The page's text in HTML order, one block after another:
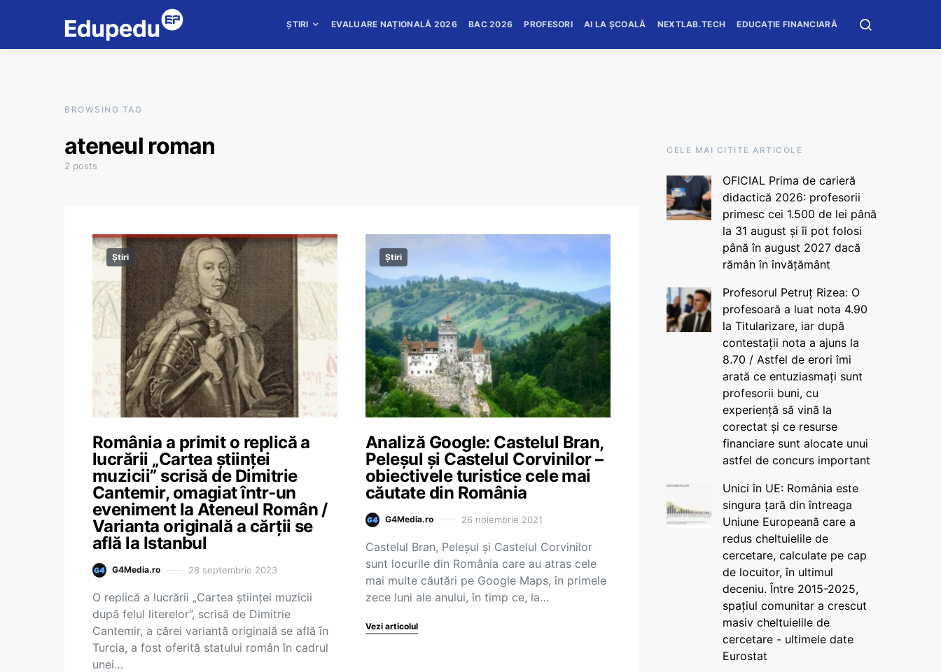
ȘTIRI EVALUARE NAȚIONALĂ 2026 BAC 2026 PROFESORI AI LA ȘCOALĂ NEXTLAB.TECH EDUCAȚIE FINANCIARĂ
BROWSING TAG
ateneul roman
2 posts
Știri
România a primit o replică a
lucrării „Cartea științei
muzicii” scrisă de Dimitrie
Cantemir, omagiat într-un
eveniment la Ateneul Român /
Varianta originală a cărții se
află la Istanbul
G4Media.ro 28 septembrie 2023
O replică a lucrării „Cartea ştiinţei muzicii
după felul literelor”, scrisă de Dimitrie
Cantemir, a cărei variantă originală se află în
Turcia, a fost oferită statului român în cadrul
unei…
Știri
Analiză Google: Castelul Bran,
Peleşul şi Castelul Corvinilor –
obiectivele turistice cele mai
căutate din România
G4Media.ro 26 noiembrie 2021
Castelul Bran, Peleşul şi Castelul Corvinilor
sunt locurile din România care au atras cele
mai multe căutări pe Google Maps, în primele
zece luni ale anului, în timp ce, la…
Vezi articolul
CELE MAI CITITE ARTICOLE
OFICIAL Prima de carieră
didactică 2026: profesorii
primesc cei 1.500 de lei până
la 31 august și îi pot folosi
până în august 2027 dacă
rămân în învățământ
Profesorul Petruț Rizea: O
profesoară a luat nota 4.90
la Titularizare, iar după
contestații nota a ajuns la
8.70 / Astfel de erori îmi
arată ce entuziasmați sunt
profesorii buni, cu
experiență să vină la
corectat și ce resurse
financiare sunt alocate unui
astfel de concurs important
Unici în UE: România este
singura țară din întreaga
Uniune Europeană care a
redus cheltuielile de
cercetare, calculate pe cap
de locuitor, în ultimul
deceniu. Între 2015-2025,
spațiul comunitar a crescut
masiv cheltuielile de
cercetare - ultimele date
Eurostat